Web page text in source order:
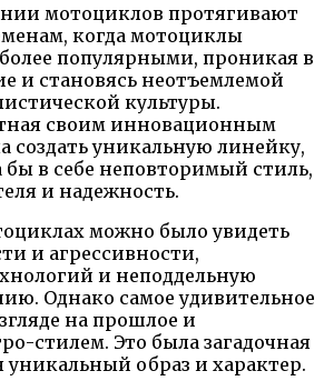
мотоциклов протягивают
когда мотоциклы
популярными, проникая в
и становясь неотъемлемой
культуры.
своим инновационным
создать уникальную линейку,
бы в себе неповторимый стиль,
и надежность.
можно было увидеть
и агрессивности,
и неподдельную
Однако самое удивительное
на прошлое и
стилем. Это была загадочная
уникальный образ и характер.